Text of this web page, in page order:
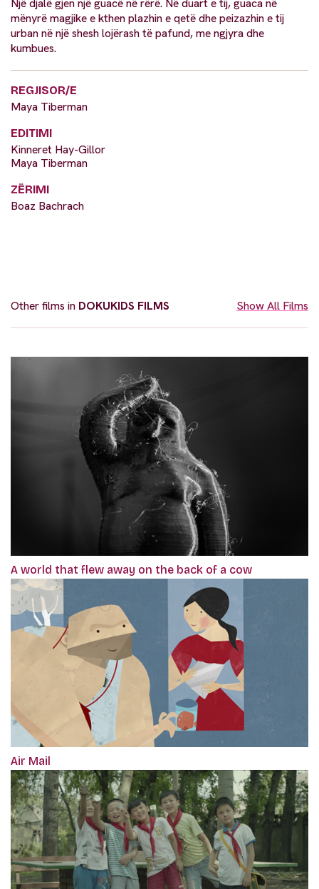
Një djalë gjen një guacë në rërë. Në duart e tij, guaca në
mënyrë magjike e kthen plazhin e qetë dhe peizazhin e tij
urban në një shesh lojërash të pafund, me ngjyra dhe
kumbues.
REGJISOR/E
Maya Tiberman
EDITIMI
Kinneret Hay-Gillor
Maya Tiberman
ZËRIMI
Boaz Bachrach
Other films in DOKUKIDS FILMS Show All Films
A world that flew away on the back of a cow
Air Mail